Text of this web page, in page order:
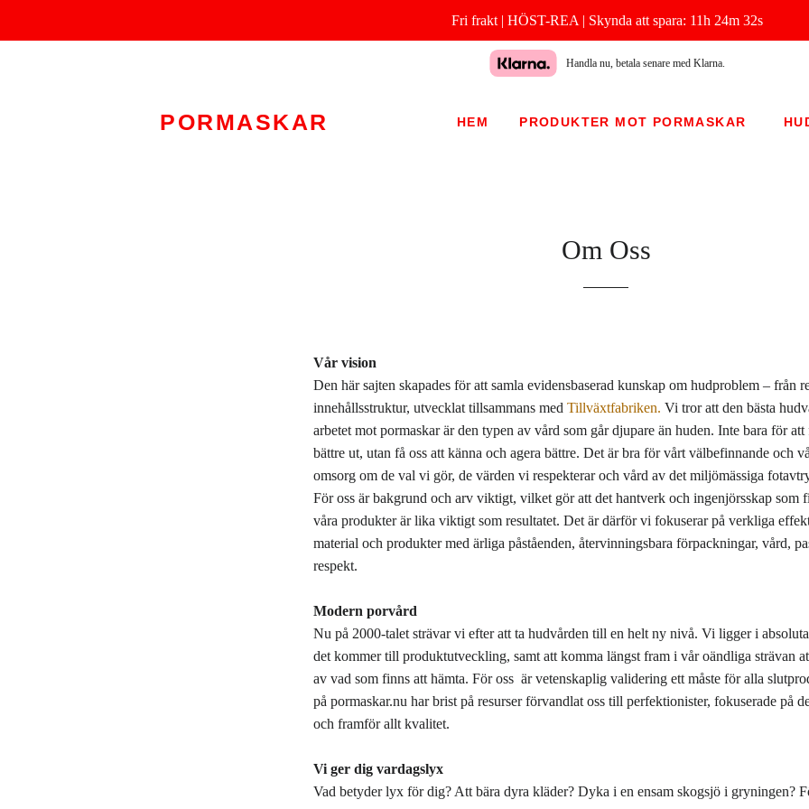
Fri frakt | HÖST-REA | Skynda att spara: 11h 24m 31s
Handla nu, betala senare med Klarna.
PORMASKAR HEM PRODUKTER MOT PORMASKAR
Om Oss
Vår vision
Den här sajten skapades för att samla evidensbaserad kunskap om hudproblem – från
innehållsstruktur, utvecklat tillsammans med Tillväxtfabriken. Vi tror att den bästa
arbetet mot pormaskar är den typen av vård som går djupare än huden. Inte bara för att
bättre ut, utan få oss att känna och agera bättre. Det är bra för vårt välbefinnande och
omsorg om de val vi gör, de värden vi respekterar och vård av det miljömässiga
För oss är bakgrund och arv viktigt, vilket gör att det hantverk och ingenjörsskap som
våra produkter är lika viktigt som resultatet. Det är därför vi fokuserar på verkliga
material och produkter med ärliga påståenden, återvinningsbara förpackningar, vård,
respekt.
Modern porvård
Nu på 2000-talet strävar vi efter att ta hudvården till en helt ny nivå. Vi ligger i
det kommer till produktutveckling, samt att komma längst fram i vår oändliga strävan
av vad som finns att hämta. För oss är vetenskaplig validering ett måste för alla
på pormaskar.nu har brist på resurser förvandlat oss till perfektionister, fokuserade på
och framför allt kvalitet.
Vi ger dig vardagslyx
Vad betyder lyx för dig? Att bära dyra kläder? Dyka i en ensam skogsjö i gryningen?